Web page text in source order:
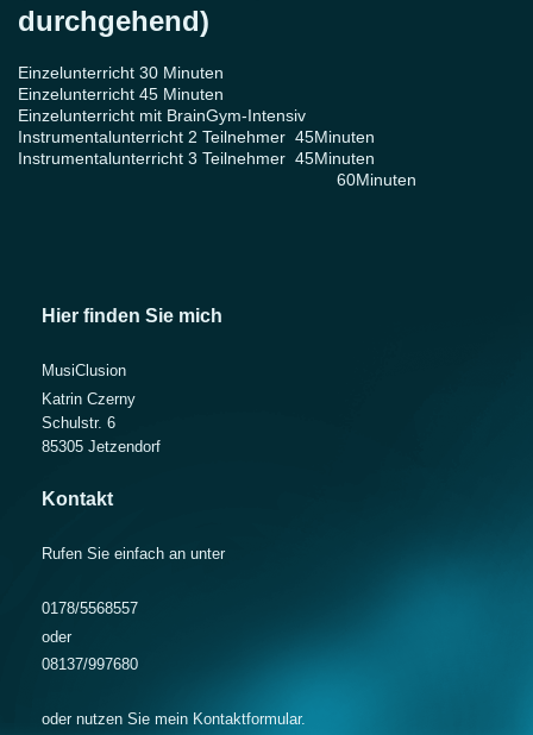
durchgehend)
Einzelunterricht 30 Minuten
Einzelunterricht 45 Minuten
Einzelunterricht mit BrainGym-Intensiv
Instrumentalunterricht 2 Teilnehmer 45Minuten
Instrumentalunterricht 3 Teilnehmer 45Minuten
60Minuten
Hier finden Sie mich
MusiClusion
Katrin Czerny
Schulstr. 6
85305 Jetzendorf
Kontakt
Rufen Sie einfach an unter
0178/5568557
oder
08137/997680
oder nutzen Sie mein Kontaktformular.